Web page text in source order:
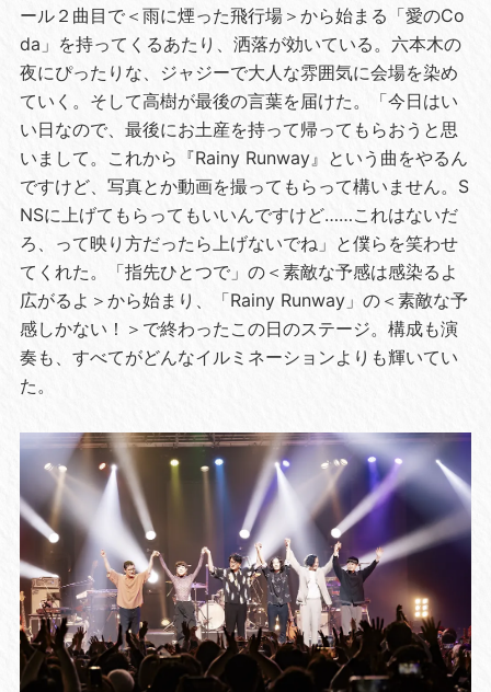
ール２曲目で＜雨に煙った飛行場＞から始まる「愛のCo
da」を持ってくるあたり、洒落が効いている。六本木の
夜にぴったりな、ジャジーで大人な雰囲気に会場を染め
ていく。そして高樹が最後の言葉を届けた。「今日はい
い日なので、最後にお土産を持って帰ってもらおうと思
いまして。これから『Rainy Runway』という曲をやるん
ですけど、写真とか動画を撮ってもらって構いません。S
NSに上げてもらってもいいんですけど……これはないだ
ろ、って映り方だったら上げないでね」と僕らを笑わせ
てくれた。「指先ひとつで」の＜素敵な予感は感染るよ
広がるよ＞から始まり、「Rainy Runway」の＜素敵な予
感しかない！＞で終わったこの日のステージ。構成も演
奏も、すべてがどんなイルミネーションよりも輝いてい
た。